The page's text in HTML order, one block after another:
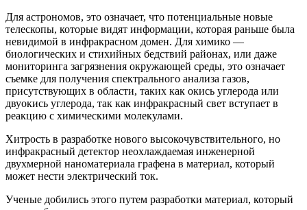
Для астрономов, это означает, что потенциальные новые
телескопы, которые видят информации, которая раньше была
невидимой в инфракрасном домен. Для химико —
биологических и стихийных бедствий районах, или даже
мониторинга загрязнения окружающей среды, это означает
съемке для получения спектрального анализа газов,
присутствующих в области, таких как окись углерода или
двуокись углерода, так как инфракрасный свет вступает в
реакцию с химическими молекулами.
Хитрость в разработке нового высокочувствительного, но
инфракрасный детектор неохлаждаемая инженерной
двухмерной наноматериала графена в материал, который
может нести электрический ток.
Ученые добились этого путем разработки материал, который